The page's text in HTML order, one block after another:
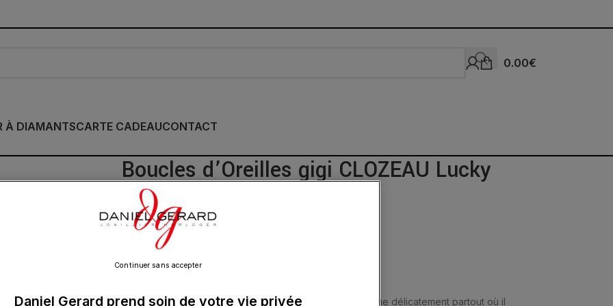
0.00€
À DIAMANTSCARTE CADEAUCONTACT
Boucles d’Oreilles gigi CLOZEAU Lucky
Puce Diamants Or
430.00€
Tel un nuage de poussière d’étoiles qui se balade et sème délicatement partout où il
Daniel Gerard prend soin de votre vie privée
Continuer sans accepter